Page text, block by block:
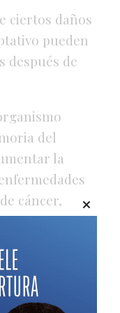
ciertos daños
pueden
después de
del
la
cáncer,
frente a
fumar